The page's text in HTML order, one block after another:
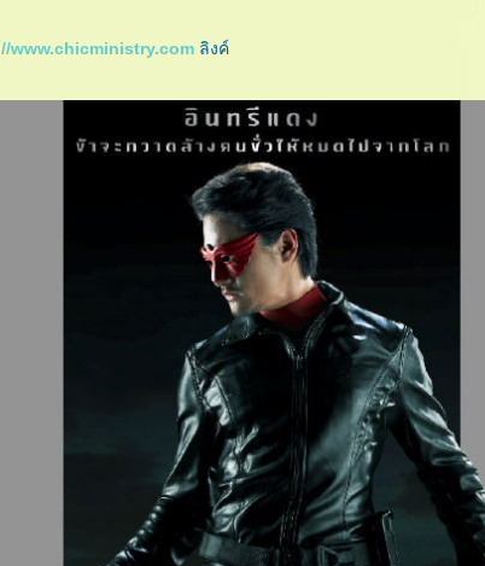
//www.chicministry.com ลิงค์